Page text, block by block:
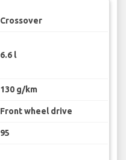
Crossover
6.6 l
130 g/km
Front wheel drive
95